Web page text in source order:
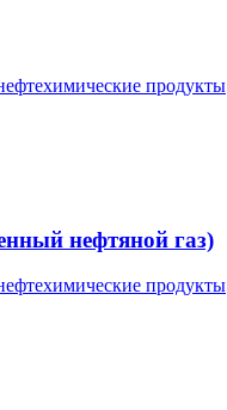
продукты
нефтяной газ)
продукты